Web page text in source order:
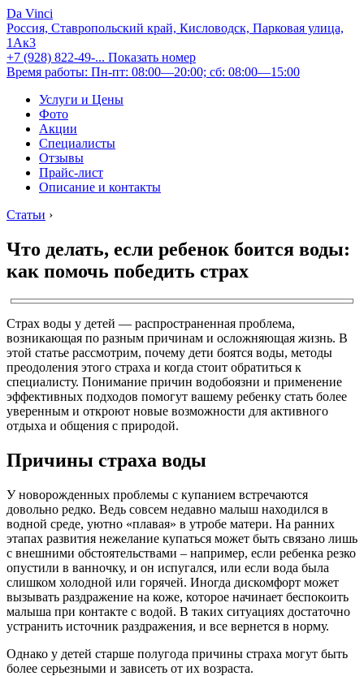
Da Vinci
Россия, Ставропольский край, Кисловодск, Парковая улица,
1Ак3
+7 (928) 822-49-... Показать номер
Время работы: Пн-пт: 08:00—20:00; сб: 08:00—15:00
Услуги и Цены
Фото
Акции
Специалисты
Отзывы
Прайс-лист
Описание и контакты
Статьи ›
Что делать, если ребенок боится воды:
как помочь победить страх
Страх воды у детей — распространенная проблема,
возникающая по разным причинам и осложняющая жизнь. В
этой статье рассмотрим, почему дети боятся воды, методы
преодоления этого страха и когда стоит обратиться к
специалисту. Понимание причин водобоязни и применение
эффективных подходов помогут вашему ребенку стать более
уверенным и откроют новые возможности для активного
отдыха и общения с природой.
Причины страха воды
У новорожденных проблемы с купанием встречаются
довольно редко. Ведь совсем недавно малыш находился в
водной среде, уютно «плавая» в утробе матери. На ранних
этапах развития нежелание купаться может быть связано лишь
с внешними обстоятельствами – например, если ребенка резко
опустили в ванночку, и он испугался, или если вода была
слишком холодной или горячей. Иногда дискомфорт может
вызывать раздражение на коже, которое начинает беспокоить
малыша при контакте с водой. В таких ситуациях достаточно
устранить источник раздражения, и все вернется в норму.
Однако у детей старше полугода причины страха могут быть
более серьезными и зависеть от их возраста.